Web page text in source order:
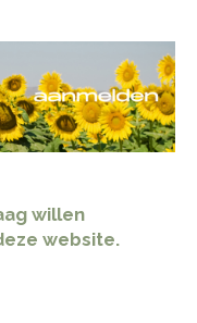
willen
website.